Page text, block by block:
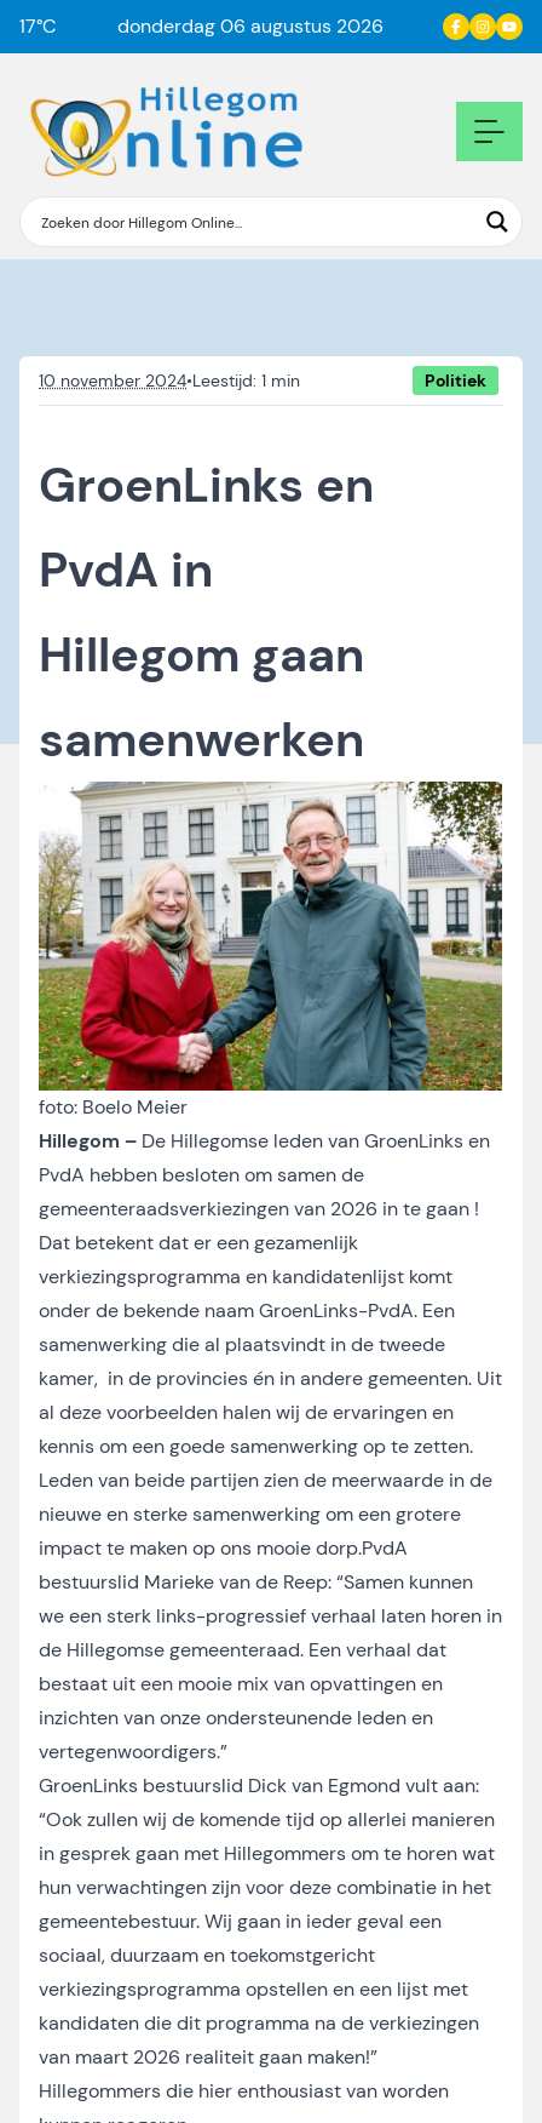
17°C donderdag 06 augustus 2026
10 november 2024• Politiek
GroenLinks en
PvdA in
Hillegom gaan
samenwerken
foto: Boelo Meier
Hillegom – De Hillegomse leden van GroenLinks en
PvdA hebben besloten om samen de
gemeenteraadsverkiezingen van 2026 in te gaan !
Dat betekent dat er een gezamenlijk
verkiezingsprogramma en kandidatenlijst komt
onder de bekende naam GroenLinks-PvdA. Een
samenwerking die al plaatsvindt in de tweede
kamer, in de provincies én in andere gemeenten. Uit
al deze voorbeelden halen wij de ervaringen en
kennis om een goede samenwerking op te zetten.
Leden van beide partijen zien de meerwaarde in de
nieuwe en sterke samenwerking om een grotere
impact te maken op ons mooie dorp.PvdA
bestuurslid Marieke van de Reep: “Samen kunnen
we een sterk links-progressief verhaal laten horen in
de Hillegomse gemeenteraad. Een verhaal dat
bestaat uit een mooie mix van opvattingen en
inzichten van onze ondersteunende leden en
vertegenwoordigers.”
GroenLinks bestuurslid Dick van Egmond vult aan:
“Ook zullen wij de komende tijd op allerlei manieren
in gesprek gaan met Hillegommers om te horen wat
hun verwachtingen zijn voor deze combinatie in het
gemeentebestuur. Wij gaan in ieder geval een
sociaal, duurzaam en toekomstgericht
verkiezingsprogramma opstellen en een lijst met
kandidaten die dit programma na de verkiezingen
van maart 2026 realiteit gaan maken!”
Hillegommers die hier enthousiast van worden